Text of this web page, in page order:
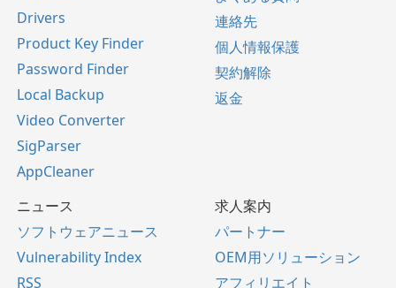
Drivers
Product Key Finder
Password Finder
Local Backup
Video Converter
SigParser
AppCleaner
連絡先
個人情報保護
契約解除
返金
ニュース
ソフトウェアニュース
Vulnerability Index
RSS
求人案内
パートナー
OEM用ソリューション
アフィリエイト